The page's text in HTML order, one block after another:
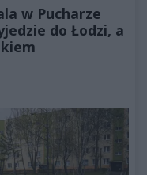
w Pucharze
do Łodzi, a